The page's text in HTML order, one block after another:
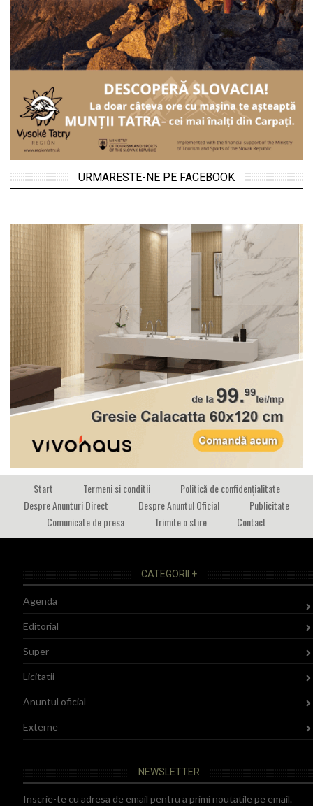
URMARESTE-NE PE FACEBOOK
Start Termeni si conditii
Politică de confidențialitate
Despre Anunturi Direct
Despre Anuntul Oficial
Publicitate
Comunicate de presa
Trimite o stire Contact
CATEGORII +
Agenda
Editorial
Super
Licitatii
Anuntul oficial
Externe
NEWSLETTER
Inscrie-te cu adresa de email pentru a primi noutatile pe email.